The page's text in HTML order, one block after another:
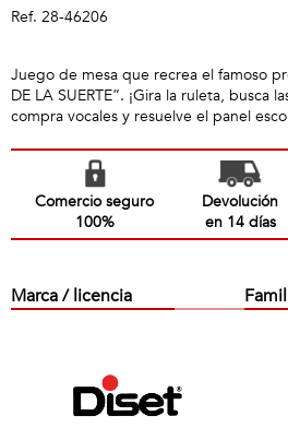
Ref. 28-46206
Juego de mesa que recrea el famoso
DE LA SUERTE”. ¡Gira la ruleta, busca
compra vocales y resuelve el panel
Comercio seguro
100%
Devolución
en 14 días
Marca / licencia